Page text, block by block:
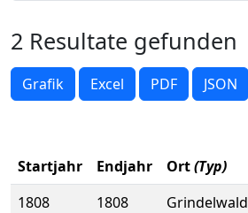
2 Resultate gefunden
Grafik Excel PDF JSON
Startjahr Endjahr Ort(Typ)
1808
1808
Grindelwald